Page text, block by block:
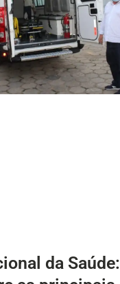
da Saúde: